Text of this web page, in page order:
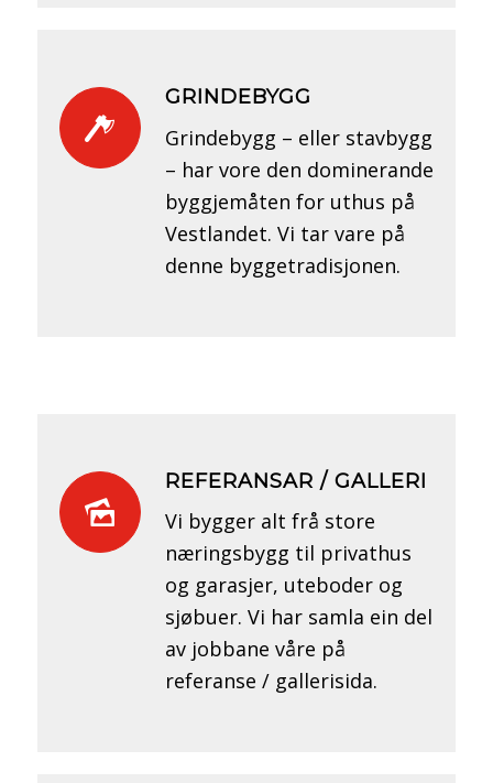
GRINDEBYGG
Grindebygg – eller stavbygg
– har vore den dominerande
byggjemåten for uthus på
Vestlandet. Vi tar vare på
denne byggetradisjonen.
REFERANSAR / GALLERI
Vi bygger alt frå store
næringsbygg til privathus
og garasjer, uteboder og
sjøbuer. Vi har samla ein del
av jobbane våre på
referanse / gallerisida.